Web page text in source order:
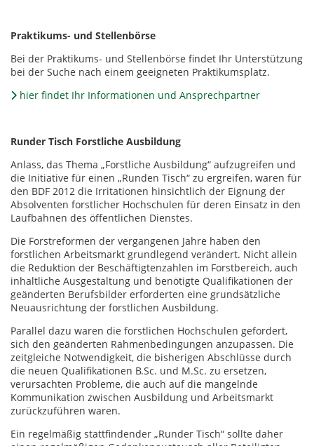
Praktikums- und Stellenbörse
Bei der Praktikums- und Stellenbörse findet Ihr Unterstützung
bei der Suche nach einem geeigneten Praktikumsplatz.
hier findet Ihr Informationen und Ansprechpartner
Runder Tisch Forstliche Ausbildung
Anlass, das Thema „Forstliche Ausbildung“ aufzugreifen und
die Initiative für einen „Runden Tisch“ zu ergreifen, waren für
den BDF 2012 die Irritationen hinsichtlich der Eignung der
Absolventen forstlicher Hochschulen für deren Einsatz in den
Laufbahnen des öffentlichen Dienstes.
Die Forstreformen der vergangenen Jahre haben den
forstlichen Arbeitsmarkt grundlegend verändert. Nicht allein
die Reduktion der Beschäftigtenzahlen im Forstbereich, auch
inhaltliche Ausgestaltung und benötigte Qualifikationen der
geänderten Berufsbilder erforderten eine grundsätzliche
Neuausrichtung der forstlichen Ausbildung.
Parallel dazu waren die forstlichen Hochschulen gefordert,
sich den geänderten Rahmenbedingungen anzupassen. Die
zeitgleiche Notwendigkeit, die bisherigen Abschlüsse durch
die neuen Qualifikationen B.Sc. und M.Sc. zu ersetzen,
verursachten Probleme, die auch auf die mangelnde
Kommunikation zwischen Ausbildung und Arbeitsmarkt
zurückzuführen waren.
Ein regelmäßig stattfindender „Runder Tisch“ sollte daher